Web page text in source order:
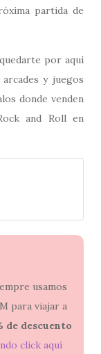
partida de
por aquí
y juegos
donde venden
and Roll en
usamos
para viajar a
de descuento
click aquí